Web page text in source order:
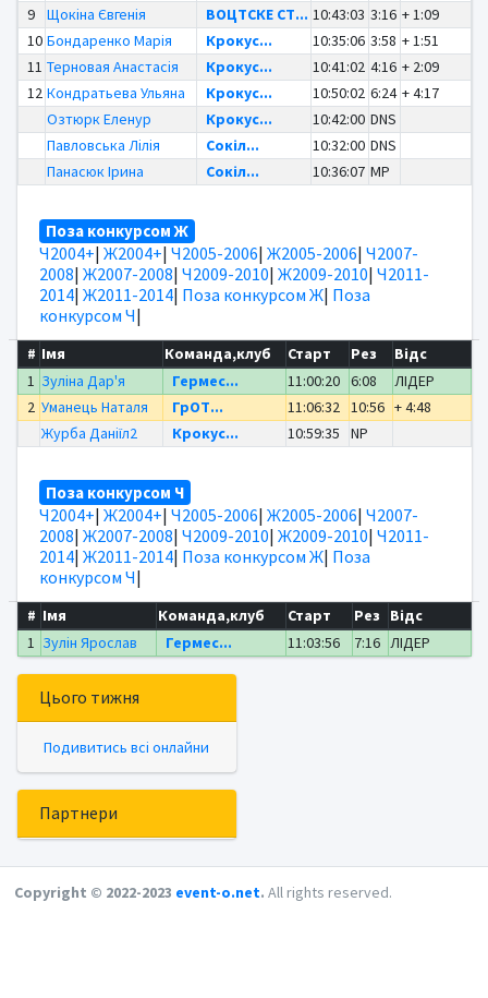
9
Щокіна Євгенія ВОЦТСКЕ СТ... 10:43:03 3:16 + 1:09
10 Бондаренко Марія Крокус... 10:35:06 3:58 + 1:51
11 Терновая Анастасія Крокус... 10:41:02 4:16 + 2:09
12 Кондратьева Ульяна Крокус... 10:50:02 6:24 + 4:17
Озтюрк Еленур
Крокус... 10:42:00 DNS
Павловська Лілія
Сокіл... 10:32:00 DNS
Панасюк Ірина
Сокіл... 10:36:07 MP
Поза конкурсом Ж
Ч2004+| Ж2004+| Ч2005-2006| Ж2005-2006| Ч2007-
2008| Ж2007-2008| Ч2009-2010| Ж2009-2010| Ч2011-
2014| Ж2011-2014| Поза конкурсом Ж| Поза
конкурсом Ч|
# Імя Команда,клуб Старт Рез
Відс
1 Зуліна Дар'я Гермес... 11:00:20 6:08
ЛІДЕР
2 Уманець Наталя ГрОТ... 11:06:32 10:56 + 4:48
Журба Даніїл2
Крокус... 10:59:35 NP
Поза конкурсом Ч
Ч2004+| Ж2004+| Ч2005-2006| Ж2005-2006| Ч2007-
2008| Ж2007-2008| Ч2009-2010| Ж2009-2010| Ч2011-
2014| Ж2011-2014| Поза конкурсом Ж| Поза
конкурсом Ч|
# Імя Команда,клуб Старт Рез
Відс
1 Зулін Ярослав Гермес... 11:03:56 7:16 ЛІДЕР
Цього тижня
Подивитись всі онлайни
Партнери
Copyright © 2022-2023 event-o.net. All rights reserved.